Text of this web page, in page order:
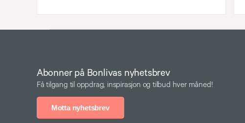
Abonner på Bonlivas nyhetsbrev
Få tilgang til oppdrag, inspirasjon og tilbud hver måned!
Motta nyhetsbrev